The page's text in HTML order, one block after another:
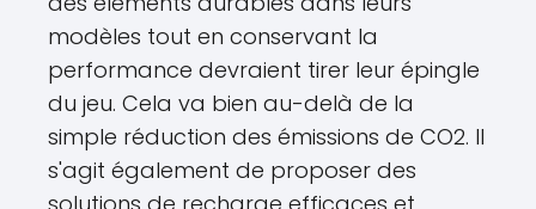
modèles tout en conservant la
performance devraient tirer leur épingle
du jeu. Cela va bien au-delà de la
simple réduction des émissions de CO2. Il
s'agit également de proposer des